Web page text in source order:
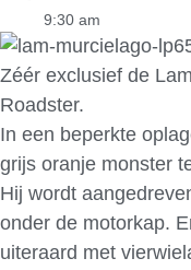
9:30 am
Zéér exclusief de
Roadster.
In een beperkte
grijs oranje monster
Hij wordt
onder de motorkap.
uiteraard met